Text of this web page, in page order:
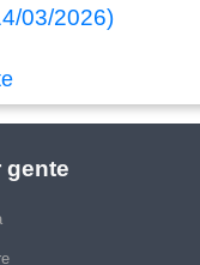
03/2026)
gente